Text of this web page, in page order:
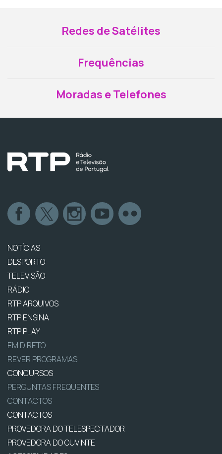
Redes de Satélites
Frequências
Moradas e Telefones
NOTÍCIAS
DESPORTO
TELEVISÃO
RÁDIO
RTP ARQUIVOS
RTP ENSINA
RTP PLAY
EM DIRETO
REVER PROGRAMAS
CONCURSOS
PERGUNTAS FREQUENTES
CONTACTOS
CONTACTOS
PROVEDORA DO TELESPECTADOR
PROVEDORA DO OUVINTE